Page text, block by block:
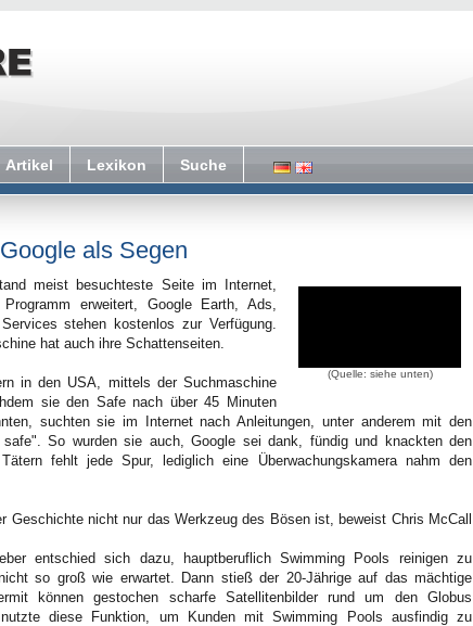
Artikel Lexikon Suche
als Segen
(Quelle: siehe unten)
meist besuchteste Seite im Internet,
erweitert, Google Earth, Ads,
stehen kostenlos zur Verfügung.
hat auch ihre Schattenseiten.
in den USA, mittels der Suchmaschine
sie den Safe nach über 45 Minuten
suchten sie im Internet nach Anleitungen, unter anderem mit den
So wurden sie auch, Google sei dank, fündig und knackten den
fehlt jede Spur, lediglich eine Überwachungskamera nahm den
Geschichte nicht nur das Werkzeug des Bösen ist, beweist Chris McCall
entschied sich dazu, hauptberuflich Swimming Pools reinigen zu
so groß wie erwartet. Dann stieß der 20-Jährige auf das mächtige
können gestochen scharfe Satellitenbilder rund um den Globus
diese Funktion, um Kunden mit Swimming Pools ausfindig zu